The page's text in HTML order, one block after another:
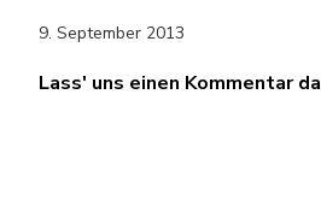
9. September 2013
Lass' uns einen Kommentar da